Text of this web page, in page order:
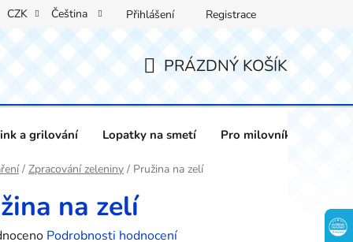
CZK Čeština Přihlášení Registrace
NÁKUPNÍ
PRÁZDNÝ KOŠÍK
a grilování Lopatky na smetí Pro milovníky vína
/ Zpracování zeleniny / Pružina na zelí
na zelí
Podrobnosti hodnocení